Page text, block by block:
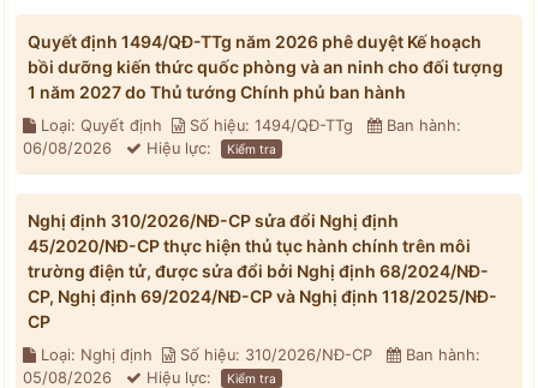
Quyết định 1494/QĐ-TTg năm 2026 phê duyệt Kế hoạch
bồi dưỡng kiến thức quốc phòng và an ninh cho đối tượng
1 năm 2027 do Thủ tướng Chính phủ ban hành
Loại: Quyết định Số hiệu: 1494/QĐ-TTg
Ban hành:
06/08/2026
Hiệu lực: Kiểm tra
Nghị định 310/2026/NĐ-CP sửa đổi Nghị định
45/2020/NĐ-CP thực hiện thủ tục hành chính trên môi
trường điện tử, được sửa đổi bởi Nghị định 68/2024/NĐ-
CP, Nghị định 69/2024/NĐ-CP và Nghị định 118/2025/NĐ-
CP
Loại: Nghị định Số hiệu: 310/2026/NĐ-CP
Ban hành:
05/08/2026
Hiệu lực: Kiểm tra